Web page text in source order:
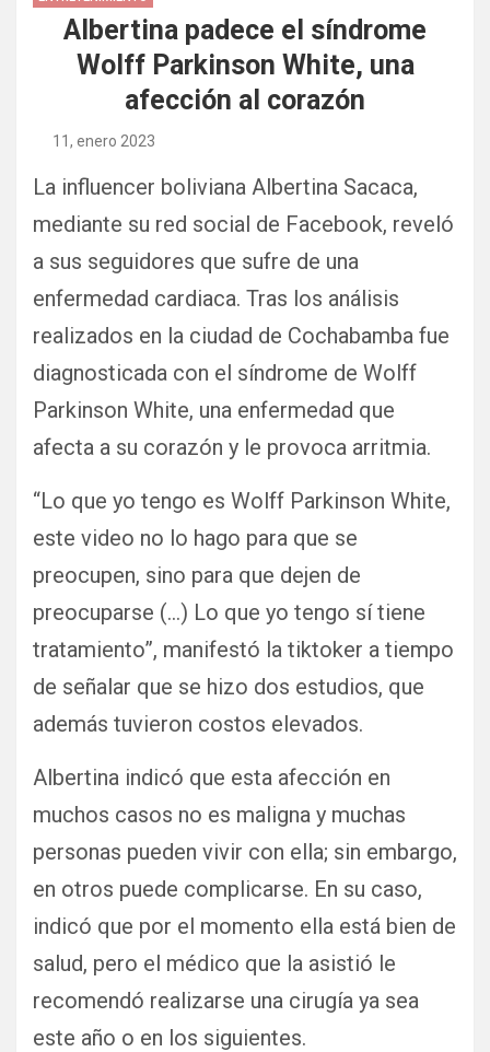
Albertina padece el síndrome
Wolff Parkinson White, una
afección al corazón
11, enero 2023
La influencer boliviana Albertina Sacaca,
mediante su red social de Facebook, reveló
a sus seguidores que sufre de una
enfermedad cardiaca. Tras los análisis
realizados en la ciudad de Cochabamba fue
diagnosticada con el síndrome de Wolff
Parkinson White, una enfermedad que
afecta a su corazón y le provoca arritmia.
“Lo que yo tengo es Wolff Parkinson White,
este video no lo hago para que se
preocupen, sino para que dejen de
preocuparse (…) Lo que yo tengo sí tiene
tratamiento”, manifestó la tiktoker a tiempo
de señalar que se hizo dos estudios, que
además tuvieron costos elevados.
Albertina indicó que esta afección en
muchos casos no es maligna y muchas
personas pueden vivir con ella; sin embargo,
en otros puede complicarse. En su caso,
indicó que por el momento ella está bien de
salud, pero el médico que la asistió le
recomendó realizarse una cirugía ya sea
este año o en los siguientes.